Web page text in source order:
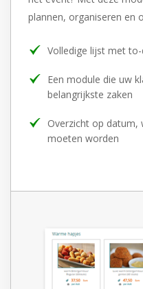
plannen, organiseren en
Volledige lijst met
Een module die uw
belangrijkste zaken
Overzicht op datum,
moeten worden